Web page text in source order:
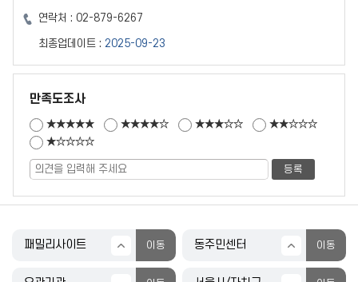
연락처 : 02-879-6267
최종업데이트 : 2025-09-23
만족도조사
★★★★★ ★★★★☆ ★★★☆☆
★★☆☆☆
★☆☆☆☆